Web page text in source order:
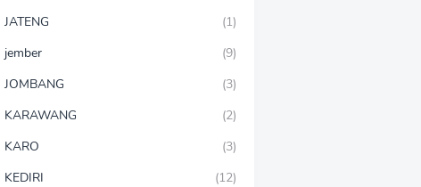
JATENG
(1)
jember
(9)
JOMBANG
(3)
KARAWANG
(2)
KARO
(3)
KEDIRI
(12)